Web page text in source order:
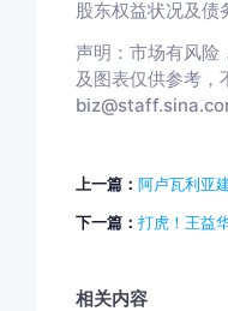
股东权益状况及债
声明：市场有风险
及图表仅供参考，
上一篇： 阿卢瓦利亚
下一篇： 打虎！王益
相关内容